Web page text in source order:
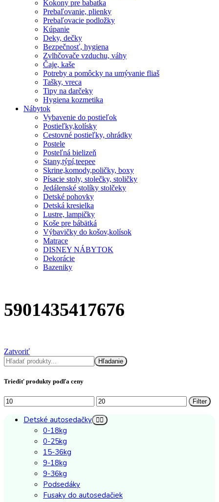
Kokony pre babatka
Prebaľovanie, plienky
Prebaľovacie podložky
Kúpanie
Deky, dečky
Bezpečnosť, hygiena
Zvlhčovače vzduchu, váhy
Čaje, kaše
Potreby a pomôcky na umývanie fliaš
Tašky, vreca
Tipy na darčeky
Hygiena kozmetika
Nábytok
Vybavenie do postieľok
Postieľky,kolísky
Cestovné postieľky, ohrádky
Postele
Posteľná bielizeň
Stany,týpí,teepee
Skrine,komody,poličky, boxy
Písacie stoly, stolečky, stoličky
Jedálenské stolíky stolčeky
Detské pohovky
Detská kresielka
Lustre, lampičky
Koše pre bábätká
Výbavičky do košov,kolísok
Matrace
DISNEY NÁBYTOK
Dekorácie
Bazeniky
5901435417676
Zatvoriť
Hľadať
Hľadanie
Triediť produkty podľa ceny
Minimálna
cena
Maximálna
cena
Filter
Detské autosedačky
0-18kg
0-25kg
15-36kg
9-18kg
9-36kg
Podsedáky
Fusaky do autosedačiek